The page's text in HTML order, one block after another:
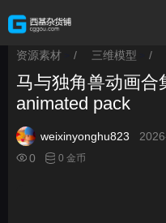
资源素材 / 三维模型 /
马与独角兽动画合
animated pack
weixinyonghu823
0
0 金币